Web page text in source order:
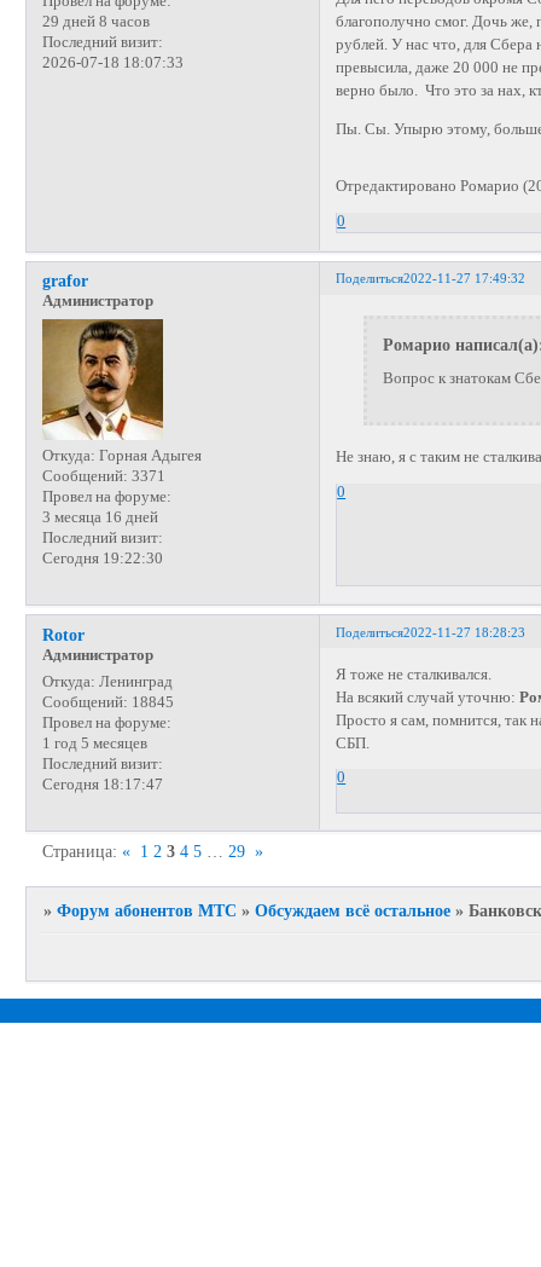
29 дней 8 часов
Последний визит:
2026-07-18 18:07:33
благополучно смог. Дочь же,
рублей. У нас что, для Сбера
превысила, даже 20 000 не
верно было. Что это за нах,
Пы. Сы. Упырю этому,
Отредактировано Ромарио
0
Поделиться2022-11-27 17:49:32
grafor
Администратор
Откуда: Горная Адыгея
Сообщений: 3371
Провел на форуме:
3 месяца 16 дней
Последний визит:
Сегодня 19:22:30
Ромарио
Вопрос к знатокам
Не знаю, я с таким не
0
Поделиться2022-11-27 18:28:23
Rotor
Администратор
Откуда: Ленинград
Сообщений: 18845
Провел на форуме:
1 год 5 месяцев
Последний визит:
Сегодня 18:17:47
Я тоже не сталкивался.
На всякий случай уточню:
Просто я сам, помнится, так
СБП.
0
Страница:« 1 2 3 4 5 29 »
»Форум абонентов МТС »Обсуждаем всё остальное »